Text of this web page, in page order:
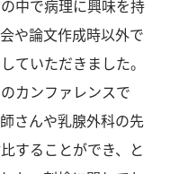
中で病理に興味を持
や論文作成時以外で
ていただきました。
カンファレンスで
さんや乳腺外科の先
することができ、と